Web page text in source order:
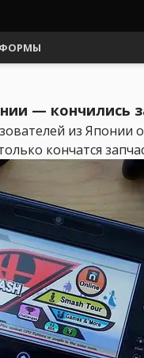
— кончились
из
кончатся